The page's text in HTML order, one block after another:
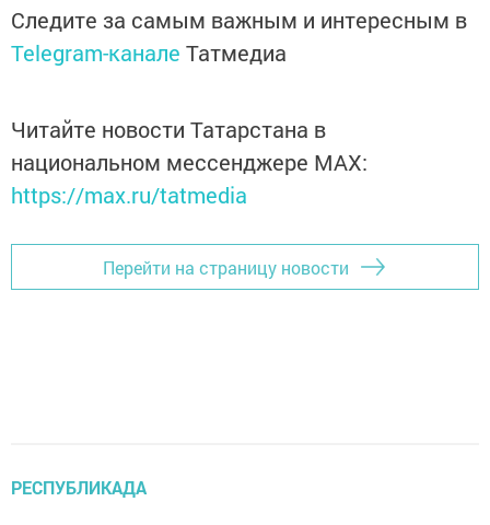
Следите за самым важным и интересным в
Telegram-канале Татмедиа
Читайте новости Татарстана в
национальном мессенджере MАХ:
https://max.ru/tatmedia
Перейти на страницу новости
РЕСПУБЛИКАДА